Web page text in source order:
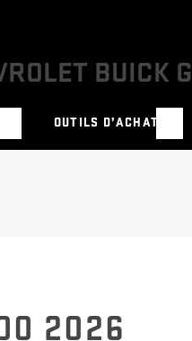
OUTILS D’ACHAT
2026